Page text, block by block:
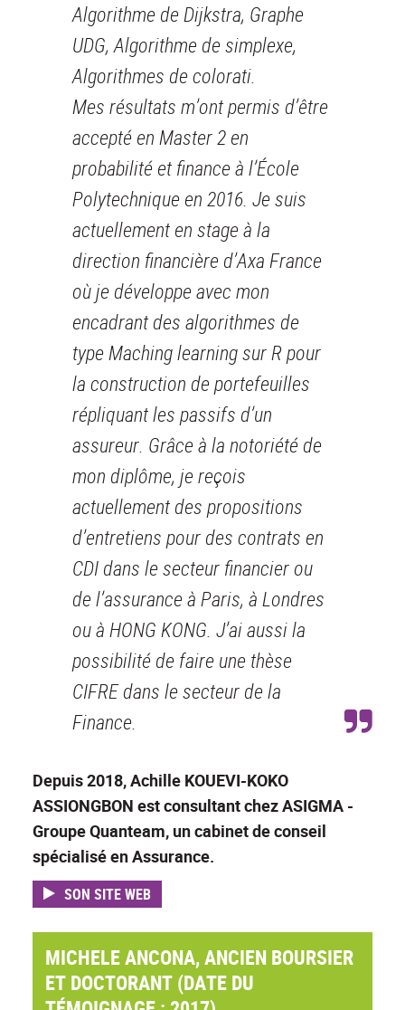
Algorithme de Dijkstra, Graphe
UDG, Algorithme de simplexe,
Algorithmes de colorati.
Mes résultats m’ont permis d’être
accepté en Master 2 en
probabilité et finance à l’École
Polytechnique en 2016. Je suis
actuellement en stage à la
direction financière d’Axa France
où je développe avec mon
encadrant des algorithmes de
type Maching learning sur R pour
la construction de portefeuilles
répliquant les passifs d’un
assureur. Grâce à la notoriété de
mon diplôme, je reçois
actuellement des propositions
d’entretiens pour des contrats en
CDI dans le secteur financier ou
de l’assurance à Paris, à Londres
ou à HONG KONG. J’ai aussi la
possibilité de faire une thèse
CIFRE dans le secteur de la
Finance.
Depuis 2018, Achille KOUEVI-KOKO
ASSIONGBON est consultant chez ASIGMA -
Groupe Quanteam, un cabinet de conseil
spécialisé en Assurance.
SON SITE WEB
MICHELE ANCONA, ANCIEN BOURSIER
ET DOCTORANT (DATE DU